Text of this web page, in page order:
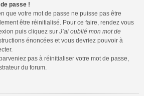
passe !
que votre mot de passe ne puisse pas être
être réinitialisé. Pour ce faire, rendez vous
puis cliquez sur J’ai oublié mon mot de
énoncées et vous devriez pouvoir à
pas à réinitialiser votre mot de passe,
du forum.